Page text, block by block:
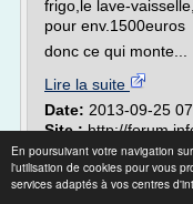
En poursuivant votre navigation
l'utilisation de cookies pour vous
services adaptés à vos centres
frigo,le lave-
pour env.1500euros
donc ce qui monte...
Lire la suite
Date: 2013-09-25
Site :http://
Recherche de
CREATION